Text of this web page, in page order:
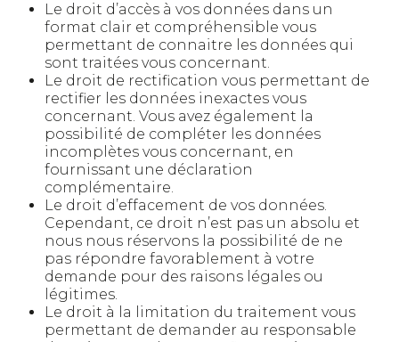
Le droit d’accès à vos données dans un
format clair et compréhensible vous
permettant de connaitre les données qui
sont traitées vous concernant.
Le droit de rectification vous permettant de
rectifier les données inexactes vous
concernant. Vous avez également la
possibilité de compléter les données
incomplètes vous concernant, en
fournissant une déclaration
complémentaire.
Le droit d’effacement de vos données.
Cependant, ce droit n’est pas un absolu et
nous nous réservons la possibilité de ne
pas répondre favorablement à votre
demande pour des raisons légales ou
légitimes.
Le droit à la limitation du traitement vous
permettant de demander au responsable